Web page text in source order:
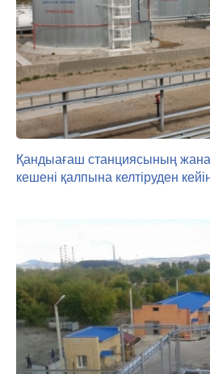
Қандыағаш станциясының
кешені қалпына келтіруден